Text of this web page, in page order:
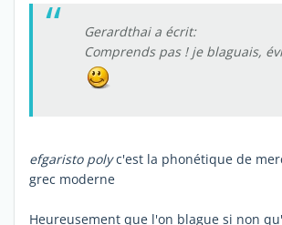
Gerardthai a écrit:
Comprends pas ! je blaguais,
efgaristo polyc'est la phonétique de
grec moderne
Heureusement que l'on blague si non